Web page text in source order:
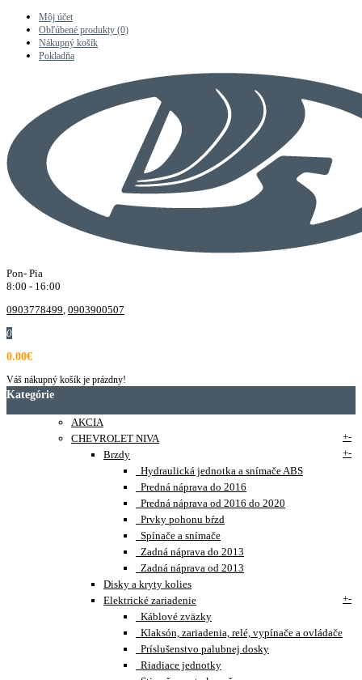
Môj účet
Obľúbené produkty (0)
Nákupný košík
Pokladňa
Pon- Pia
8:00 - 16:00
0903778499, 0903900507
0
0.00€
Váš nákupný košík je prázdny!
Kategórie
AKCIA
CHEVROLET NIVA
+-
Brzdy
+-
Hydraulická jednotka a snímače ABS
Predná náprava do 2016
Predná náprava od 2016 do 2020
Prvky pohonu bŕzd
Spínače a snímače
Zadná náprava do 2013
Zadná náprava od 2013
Disky a kryty kolies
Elektrické zariadenie
+-
Káblové zväzky
Klaksón, zariadenia, relé, vypínače a ovládače
Príslušenstvo palubnej dosky
Riadiace jednotky